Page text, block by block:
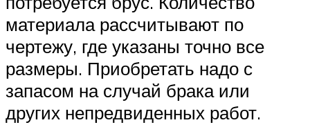
материала рассчитывают по
чертежу, где указаны точно все
размеры. Приобретать надо с
запасом на случай брака или
других непредвиденных работ.